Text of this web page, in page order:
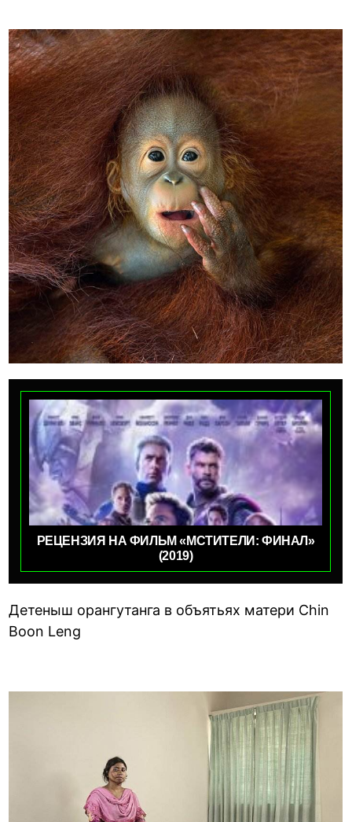
РЕЦЕНЗИЯ НА ФИЛЬМ «МСТИТЕЛИ: ФИНАЛ»
(2019)
Детеныш орангутанга в объятьях матери Chin
Boon Leng